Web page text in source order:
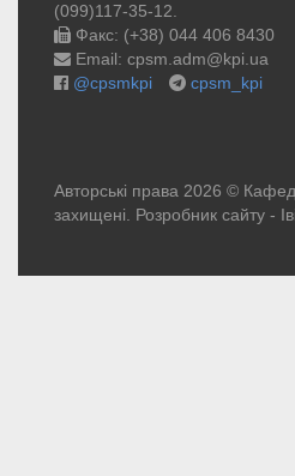
(099)117-35-12.
Факс: (+38) 044 406 8430
Email: cpsm.adm@kpi.ua
@cpsmkpi
cpsm_kpi
Авторські права 2026 ©
захищені. Розробник сайту -